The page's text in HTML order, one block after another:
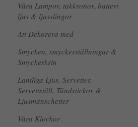
Våra Lampor, takkronor, batteri
ljus & ljusslingor
Att Dekorera med
Smycken, smyckesställningar &
Smyckeskrin
Lantliga Ljus, Servetter,
Servettställ, Tändstickor &
Ljusmanschetter
Våra Klockor